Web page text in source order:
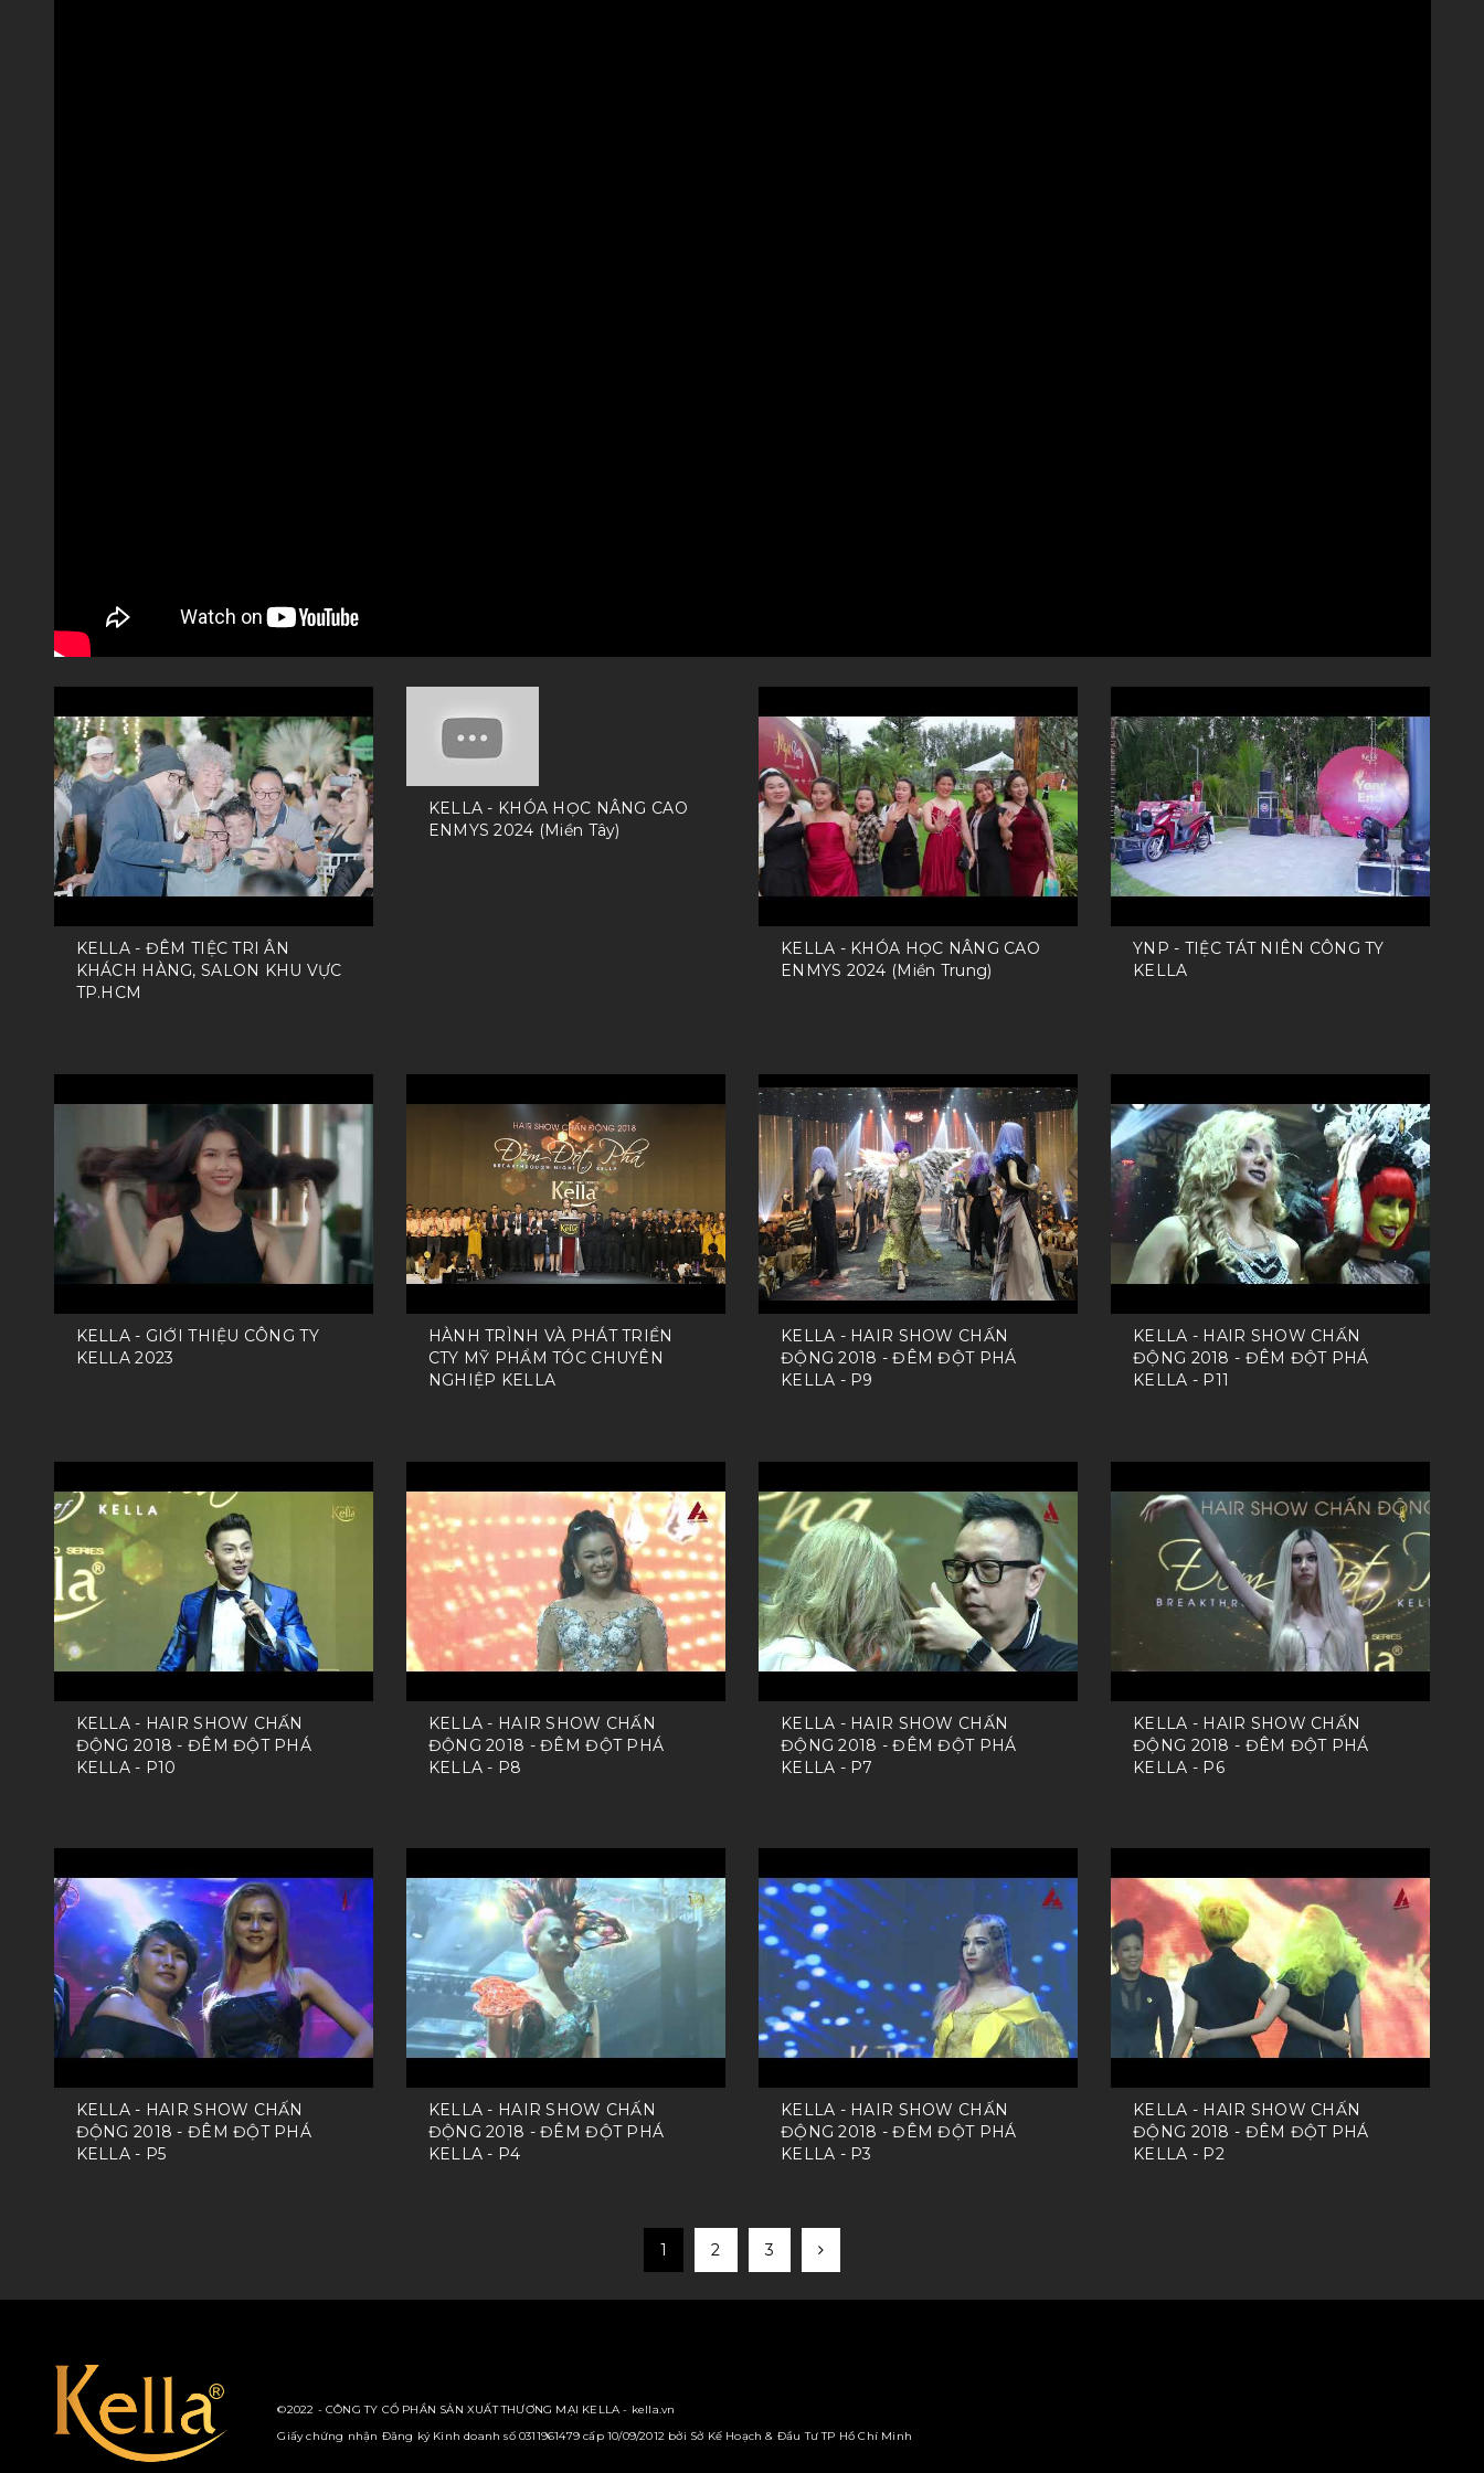
KELLA - ĐÊM TIỆC TRI ÂN
KHÁCH HÀNG, SALON KHU VỰC
TP.HCM
KELLA - KHÓA HỌC NÂNG CAO
ENMYS 2024 (Miền Tây)
KELLA - KHÓA HỌC NÂNG CAO
ENMYS 2024 (Miền Trung)
YNP - TIỆC TÁT NIÊN CÔNG TY
KELLA
KELLA - GIỚI THIỆU CÔNG TY
KELLA 2023
HÀNH TRÌNH VÀ PHÁT TRIỂN
CTY MỸ PHẨM TÓC CHUYÊN
NGHIỆP KELLA
KELLA - HAIR SHOW CHẤN
ĐỘNG 2018 - ĐÊM ĐỘT PHÁ
KELLA - P9
KELLA - HAIR SHOW CHẤN
ĐỘNG 2018 - ĐÊM ĐỘT PHÁ
KELLA - P11
KELLA - HAIR SHOW CHẤN
ĐỘNG 2018 - ĐÊM ĐỘT PHÁ
KELLA - P10
KELLA - HAIR SHOW CHẤN
ĐỘNG 2018 - ĐÊM ĐỘT PHÁ
KELLA - P8
KELLA - HAIR SHOW CHẤN
ĐỘNG 2018 - ĐÊM ĐỘT PHÁ
KELLA - P7
KELLA - HAIR SHOW CHẤN
ĐỘNG 2018 - ĐÊM ĐỘT PHÁ
KELLA - P6
KELLA - HAIR SHOW CHẤN
ĐỘNG 2018 - ĐÊM ĐỘT PHÁ
KELLA - P5
KELLA - HAIR SHOW CHẤN
ĐỘNG 2018 - ĐÊM ĐỘT PHÁ
KELLA - P4
KELLA - HAIR SHOW CHẤN
ĐỘNG 2018 - ĐÊM ĐỘT PHÁ
KELLA - P3
KELLA - HAIR SHOW CHẤN
ĐỘNG 2018 - ĐÊM ĐỘT PHÁ
KELLA - P2
1 2 3
©2022 - CÔNG TY CỔ PHẦN SẢN XUẤT THƯƠNG MẠI KELLA - kella.vn
Giấy chứng nhận Đăng ký Kinh doanh số 0311961479 cấp 10/09/2012 bởi Sở Kế Hoạch & Đầu Tư TP Hồ Chí Minh